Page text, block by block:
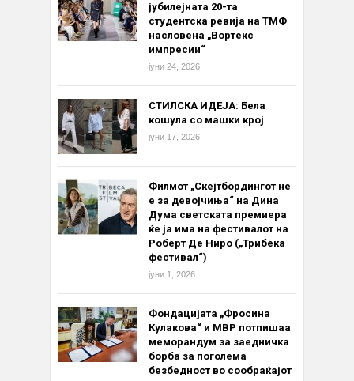
јубилејната 20-та
студентска ревија на ТМФ
насловена „Вортекс
импресии“
јуни 24, 2026
СТИЛСКА ИДЕЈА: Бела
кошула со машки крој
јуни 17, 2026
Филмот „Скејтбордингот не
е за девојчиња“ на Дина
Дума светската премиера
ќе ја има на фестивалот на
Роберт Де Ниро („Трибека
фестивал“)
јуни 1, 2026
Фондацијата „Фросина
Кулакова“ и МВР потпишаа
меморандум за заедничка
борба за поголема
безбедност во сообраќајот